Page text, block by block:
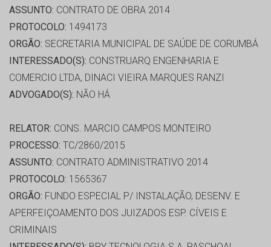
ASSUNTO: CONTRATO DE OBRA 2014
PROTOCOLO: 1494173
ORGÃO: SECRETARIA MUNICIPAL DE SAÚDE DE CORUMBÁ
INTERESSADO(S): CONSTRUARQ ENGENHARIA E
COMERCIO LTDA, DINACI VIEIRA MARQUES RANZI
ADVOGADO(S): NÃO HÁ
RELATOR: CONS. MARCIO CAMPOS MONTEIRO
PROCESSO: TC/2860/2015
ASSUNTO: CONTRATO ADMINISTRATIVO 2014
PROTOCOLO: 1565367
ORGÃO: FUNDO ESPECIAL P/ INSTALAÇÃO, DESENV. E
APERFEIÇOAMENTO DOS JUIZADOS ESP. CÍVEIS E
CRIMINAIS